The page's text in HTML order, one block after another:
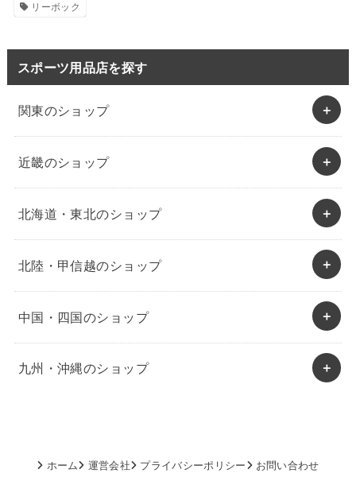
リーボック
スポーツ用品店を探す
関東のショップ
近畿のショップ
北海道・東北のショップ
北陸・甲信越のショップ
中国・四国のショップ
九州・沖縄のショップ
ホーム 運営会社 プライバシーポリシー お問い合わせ